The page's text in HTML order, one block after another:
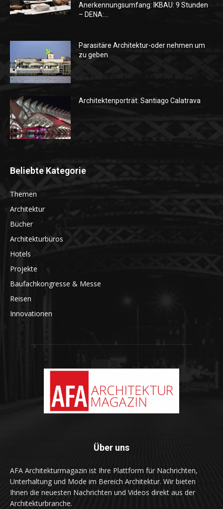
Anerkennungsumfang: IKBAU: 9 Stunden
– DENA:...
Parasitäre Architektur-oder nehmen um
zu geben
Architektenporträt: Santiago Calatrava
Beliebte Kategorie
Themen
Architektur
Bücher
Architekturbüros
Hotels
Projekte
Baufachkongresse & Messe
Reisen
Innovationen
Über uns
AFA Architekturmagazin ist Ihre Plattform für Nachrichten,
Unterhaltung und Mode im Bereich Architektur. Wir bieten
Ihnen die neuesten Nachrichten und Videos direkt aus der
Architekturbranche.